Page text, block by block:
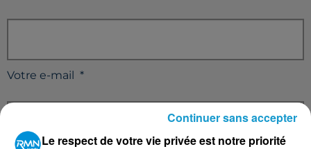
Votre e-mail *
Le respect de votre vie privée est notre priorité
Continuer sans accepter